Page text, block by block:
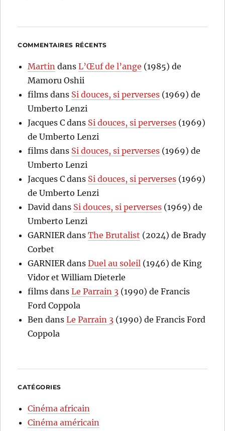
COMMENTAIRES RÉCENTS
Martin dansL’Œuf de l’ange (1985) de
Mamoru Oshii
films dans Si douces, si perverses (1969) de
Umberto Lenzi
Jacques C dans Si douces, si perverses (1969)
de Umberto Lenzi
films dans Si douces, si perverses (1969) de
Umberto Lenzi
Jacques C dans Si douces, si perverses (1969)
de Umberto Lenzi
David dans Si douces, si perverses (1969) de
Umberto Lenzi
GARNIERdansThe Brutalist (2024) de Brady
Corbet
GARNIERdansDuel au soleil (1946) de King
Vidor et William Dieterle
films dansLe Parrain 3 (1990) de Francis
Ford Coppola
Ben dansLe Parrain 3 (1990) de Francis Ford
Coppola
CATÉGORIES
Cinéma africain
Cinéma américain